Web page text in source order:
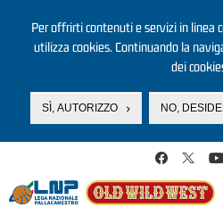
Per offrirti contenuti e servizi in linea
utilizza cookies. Continuando la
dei
SÌ, AUTORIZZO NO,